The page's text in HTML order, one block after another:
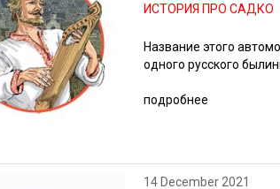
ИСТОРИЯ ПРО САДКО
Название этого
одного русского
подробнее
14 December 2021